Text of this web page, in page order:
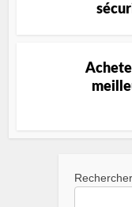
Rechercher